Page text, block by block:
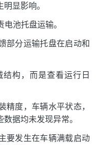
显影响。
池托盘运输。
部分运输托盘在启动和
构，而是查看运行日
度，车辆水平状态，
据均未发现异常。
要发生在车辆满载启动